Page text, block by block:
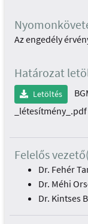
Az engedély
Határozat
Letöltés
_létesítmény_.pdf
Felelős
Dr. Fehér
Dr. Méhi
Dr. Kintses